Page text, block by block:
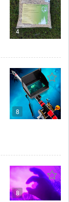
4
8
8